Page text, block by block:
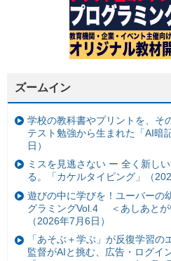
ズームイン
学校の教科書やプリントを、そ
テスト勉強から生まれた「AI暗
日）
ミスを見逃さない ー 全く新し
る。「カケルタイピング」（
遊びの中に学びを！ユーバーの
グラミングVol.4 ＜あしあとが
（2026年7月6日）
「あそぶ＋学ぶ」が反復学習
監督がAIと挑む、広告・ログイ